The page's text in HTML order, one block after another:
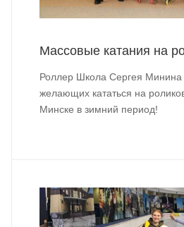
Массовые катания на
Роллер Школа Сергея Минина
желающих кататься на
Минске в зимний период!